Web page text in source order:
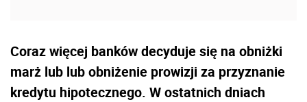
Coraz więcej banków decyduje się na obniżki
marż lub lub obniżenie prowizji za przyznanie
kredytu hipotecznego. W ostatnich dniach